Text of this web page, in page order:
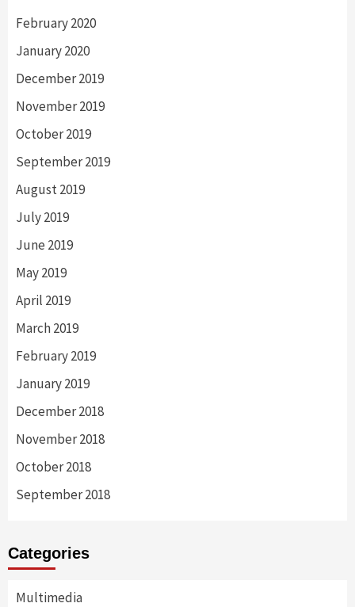
February 2020
January 2020
December 2019
November 2019
October 2019
September 2019
August 2019
July 2019
June 2019
May 2019
April 2019
March 2019
February 2019
January 2019
December 2018
November 2018
October 2018
September 2018
Categories
Multimedia